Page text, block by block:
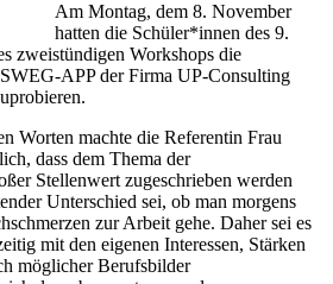
Am Montag, dem 8. November
hatten die Schüler*innen des 9.
zweistündigen Workshops die
APP der Firma UP-Consulting
Worten machte die Referentin Frau
dass dem Thema der
Stellenwert zugeschrieben werden
Unterschied sei, ob man morgens
zur Arbeit gehe. Daher sei es
mit den eigenen Interessen, Stärken
möglicher Berufsbilder